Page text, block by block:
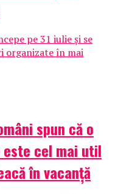
pe 31 iulie și se
organizate în mai
spun că o
este cel mai util
în vacanță